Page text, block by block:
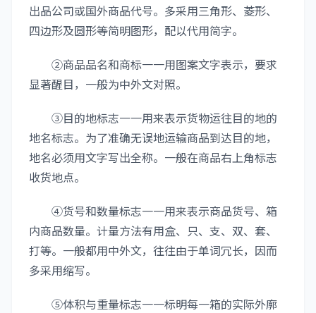
出品公司或国外商品代号。多采用三角形、菱形、
四边形及圆形等简明图形，配以代用简字。
②商品品名和商标一一用图案文字表示，要求
显著醒目，一般为中外文对照。
③目的地标志一一用来表示货物运往目的地的
地名标志。为了准确无误地运输商品到达目的地，
地名必须用文字写出全称。一般在商品右上角标志
收货地点。
④货号和数量标志一一用来表示商品货号、箱
内商品数量。计量方法有用盒、只、支、双、套、
打等。一般都用中外文，往往由于单词冗长，因而
多采用缩写。
⑤体积与重量标志一一标明每一箱的实际外廓